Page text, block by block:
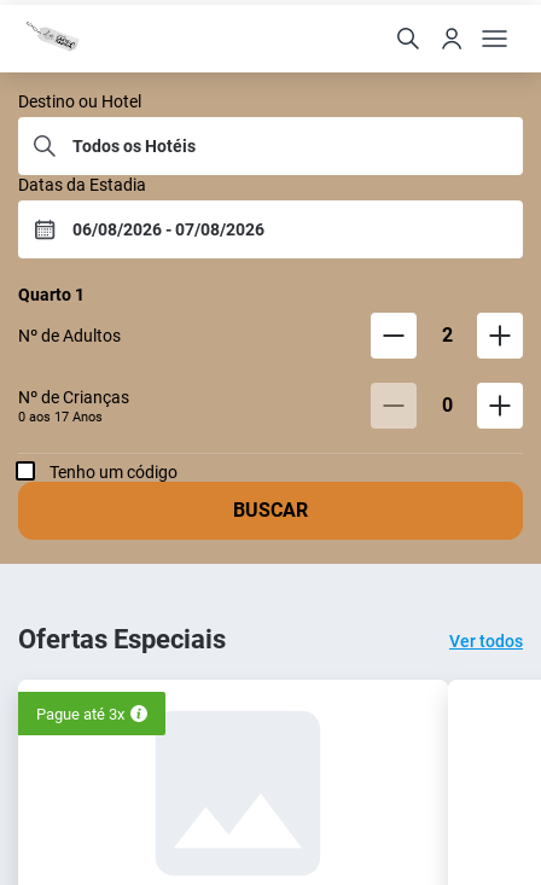
Castelo Itaipava
Destino ou Hotel
Datas da Estadia
Quarto 1
Nº de Adultos 2
Nº de Crianças
0 aos 17 Anos 0
Tenho um código
BUSCAR
Ofertas Especiais Ver todos
Pague até 3x